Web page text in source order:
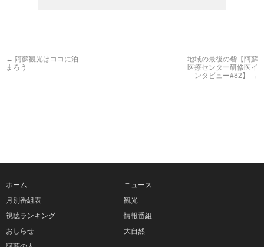
← 阿蘇観光はココに泊
まろう
地域の最後の砦【阿蘇
医療センター研修医イ
ンタビュー#82】
→
ホーム
月別番組表
視聴ランキング
おしらせ
ニュース
観光
情報番組
大自然